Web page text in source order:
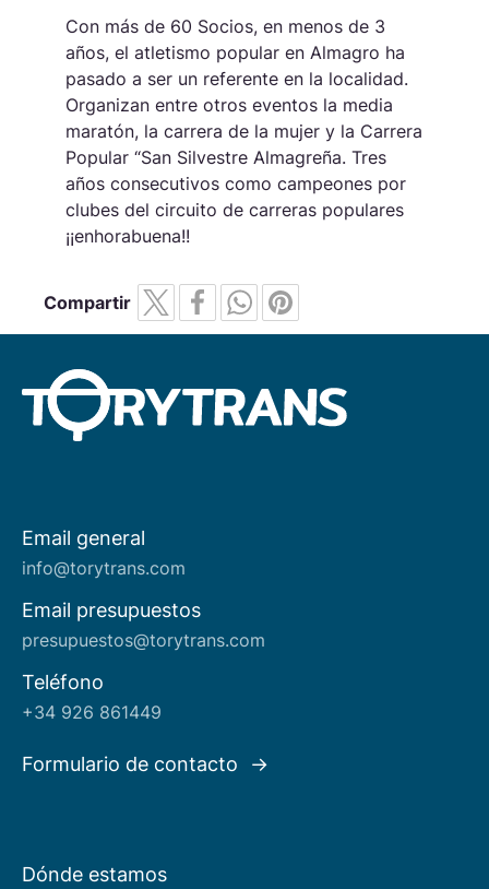
Con más de 60 Socios, en menos de 3
años, el atletismo popular en Almagro ha
pasado a ser un referente en la localidad.
Organizan entre otros eventos la media
maratón, la carrera de la mujer y la Carrera
Popular “San Silvestre Almagreña. Tres
años consecutivos como campeones por
clubes del circuito de carreras populares
¡¡enhorabuena!!
Compartir
Acerca de nosotros
Email general
info@torytrans.com
Email presupuestos
presupuestos@torytrans.com
Teléfono
+34 926 861449
Formulario de contacto
Dónde estamos